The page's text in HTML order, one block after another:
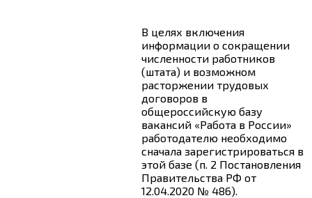
В целях включения
информации о сокращении
численности работников
(штата) и возможном
расторжении трудовых
договоров в
общероссийскую базу
вакансий «Работа в России»
работодателю необходимо
сначала зарегистрироваться в
этой базе (п. 2 Постановления
Правительства РФ от
12.04.2020 № 486).